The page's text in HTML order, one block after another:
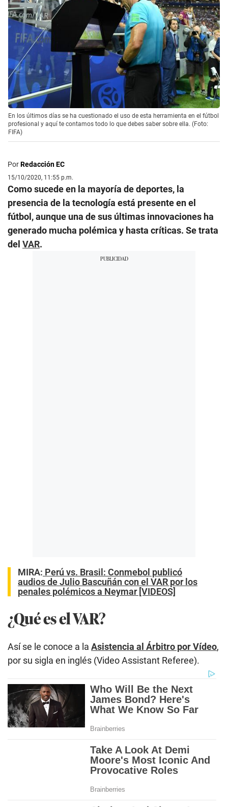
En los últimos días se ha cuestionado el uso de esta herramienta en el fútbol
profesional y aquí te contamos todo lo que debes saber sobre ella. (Foto:
FIFA)
PorRedacción EC
15/10/2020, 11:55 p.m.
Como sucede en la mayoría de deportes, la
presencia de la tecnología está presente en el
fútbol, aunque una de sus últimas innovaciones ha
generado mucha polémica y hasta críticas. Se trata
del VAR.
MIRA: Perú vs. Brasil: Conmebol publicó
audios de Julio Bascuñán con el VAR por los
penales polémicos a Neymar [VIDEOS]
¿Qué es el VAR?
Así se le conoce a la Asistencia al Árbitro por Vídeo,
por su sigla en inglés (Video Assistant Referee).